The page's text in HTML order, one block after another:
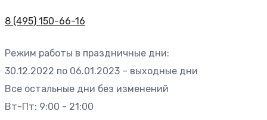
8 (495) 150-66-16
Режим работы в праздничные дни:
30.12.2022 по 06.01.2023 – выходные дни
Все остальные дни без изменений
Вт-Пт: 9:00 - 21:00